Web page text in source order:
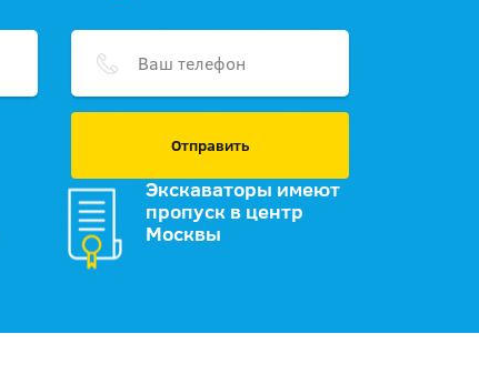
Отправить
Экскаваторы имеют
пропуск в центр
Москвы